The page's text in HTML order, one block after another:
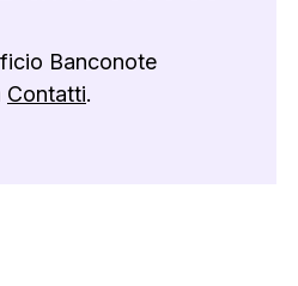
Banconote
Contatti.